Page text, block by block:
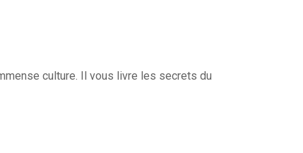
culture. Il vous livre les secrets du